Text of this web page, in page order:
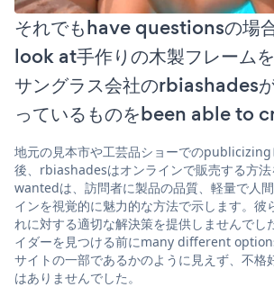
それでもhave questionsの場
look at手作りの木製フレーム
サングラス会社のrbiashades
っているものをbeen able to
地元の見本市や工芸品ショーでのpublicizing
後、rbiashadesはオンラインで販売する方法
wantedは、訪問者に製品の品質、軽量で人
インを視覚的に魅力的な方法で示します。彼
れに対する適切な解決策を提供しませんでし
イダーを見つける前にmany different
サイトの一部であるかのように見えず、不格
はありませんでした。